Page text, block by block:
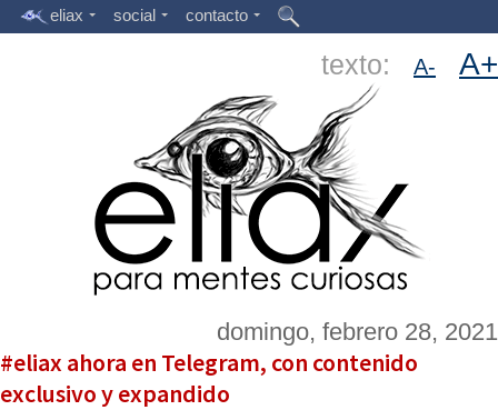
eliax social contacto
texto: A- A+
domingo, febrero 28, 2021
#eliax ahora en Telegram, con contenido
exclusivo y expandido